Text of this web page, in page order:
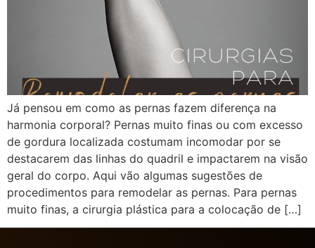
Já pensou em como as pernas fazem diferença na
harmonia corporal? Pernas muito finas ou com excesso
de gordura localizada costumam incomodar por se
destacarem das linhas do quadril e impactarem na visão
geral do corpo. Aqui vão algumas sugestões de
procedimentos para remodelar as pernas. Para pernas
muito finas, a cirurgia plástica para a colocação de […]